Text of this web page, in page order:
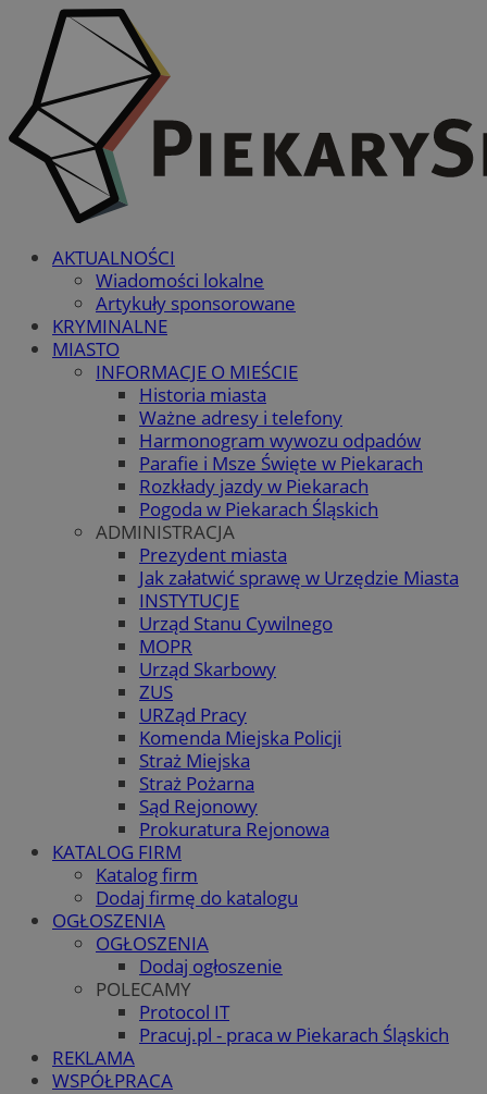
AKTUALNOŚCI
Wiadomości lokalne
Artykuły sponsorowane
KRYMINALNE
MIASTO
INFORMACJE O MIEŚCIE
Historia miasta
Ważne adresy i telefony
Harmonogram wywozu odpadów
Parafie i Msze Święte w Piekarach
Rozkłady jazdy w Piekarach
Pogoda w Piekarach Śląskich
ADMINISTRACJA
Prezydent miasta
Jak załatwić sprawę w Urzędzie Miasta
INSTYTUCJE
Urząd Stanu Cywilnego
MOPR
Urząd Skarbowy
ZUS
URZąd Pracy
Komenda Miejska Policji
Straż Miejska
Straż Pożarna
Sąd Rejonowy
Prokuratura Rejonowa
KATALOG FIRM
Katalog firm
Dodaj firmę do katalogu
OGŁOSZENIA
OGŁOSZENIA
Dodaj ogłoszenie
POLECAMY
Protocol IT
Pracuj.pl - praca w Piekarach Śląskich
REKLAMA
WSPÓŁPRACA